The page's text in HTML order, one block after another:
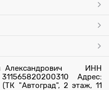
Александрович ИНН
Адрес:
"Автоград", 2 этаж, 11